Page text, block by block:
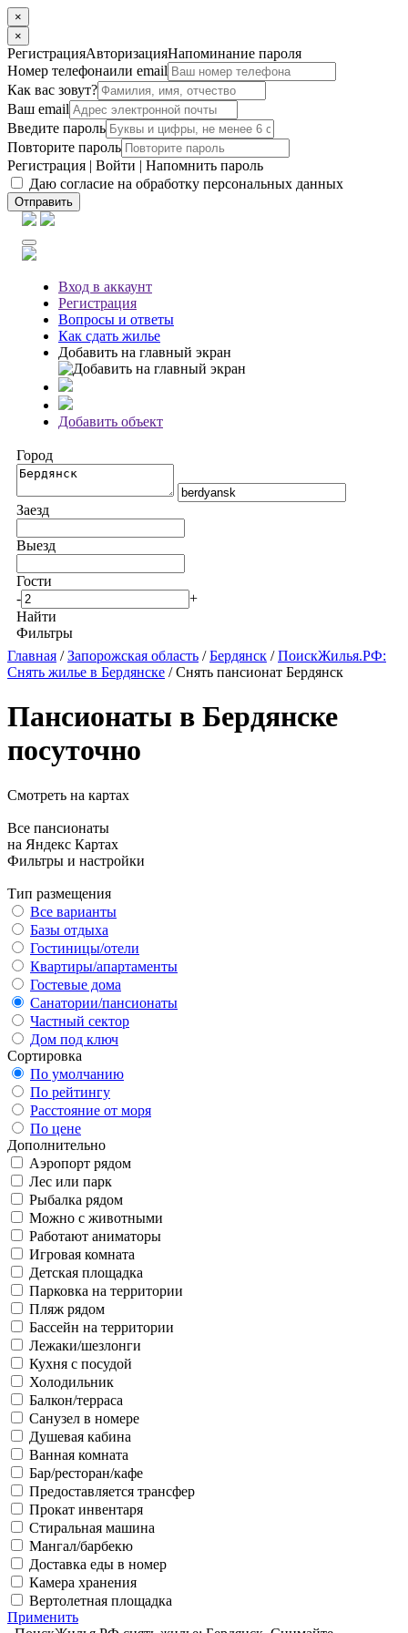
×
×
РегистрацияАвторизацияНапоминание пароля
Номер телефонаили email
Как вас зовут?
Ваш email
Введите пароль
Повторите пароль
Регистрация | Войти | Напомнить пароль
Даю согласие на обработку персональных данных
Отправить
Вход в аккаунт
Регистрация
Вопросы и ответы
Как сдать жилье
Добавить на главный экран
Добавить объект
Город
Заезд
Выезд
Гости
-
+
Найти
Фильтры
Главная /Запорожская область /Бердянск /ПоискЖилья.РФ:
Снять жилье в Бердянске / Снять пансионат Бердянск
Пансионаты в Бердянске
посуточно
Смотреть на картах
Все пансионаты
на Яндекс Картах
Фильтры и настройки
Тип размещения
Все варианты
Базы отдыха
Гостиницы/отели
Квартиры/апартаменты
Гостевые дома
Санатории/пансионаты
Частный сектор
Дом под ключ
Сортировка
По умолчанию
По рейтингу
Расстояние от моря
По цене
Дополнительно
Аэропорт рядом
Лес или парк
Рыбалка рядом
Можно с животными
Работают аниматоры
Игровая комната
Детская площадка
Парковка на территории
Пляж рядом
Бассейн на территории
Лежаки/шезлонги
Кухня с посудой
Холодильник
Балкон/терраса
Санузел в номере
Душевая кабина
Ванная комната
Бар/ресторан/кафе
Предоставляется трансфер
Прокат инвентаря
Стиральная машина
Мангал/барбекю
Доставка еды в номер
Камера хранения
Вертолетная площадка
Применить